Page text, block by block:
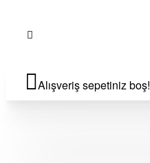
Alışveriş sepetiniz boş!